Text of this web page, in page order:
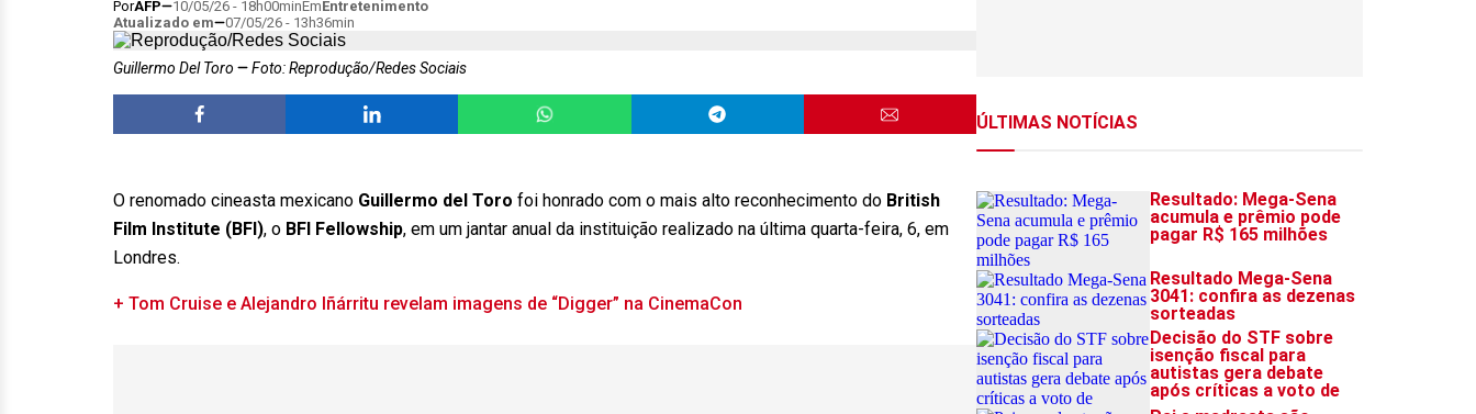
PorAFP 10/05/26 - 18h00minEmEntretenimento
Atualizado em
07/05/26 - 13h36min
Guillermo Del Toro Foto: Reprodução/Redes Sociais
O renomado cineasta mexicano Guillermo del Toro foi honrado com o mais alto reconhecimento do British
Film Institute (BFI), o BFI Fellowship, em um jantar anual da instituição realizado na última quarta-feira, 6, em
Londres.
+ Tom Cruise e Alejandro Iñárritu revelam imagens de “Digger” na CinemaCon